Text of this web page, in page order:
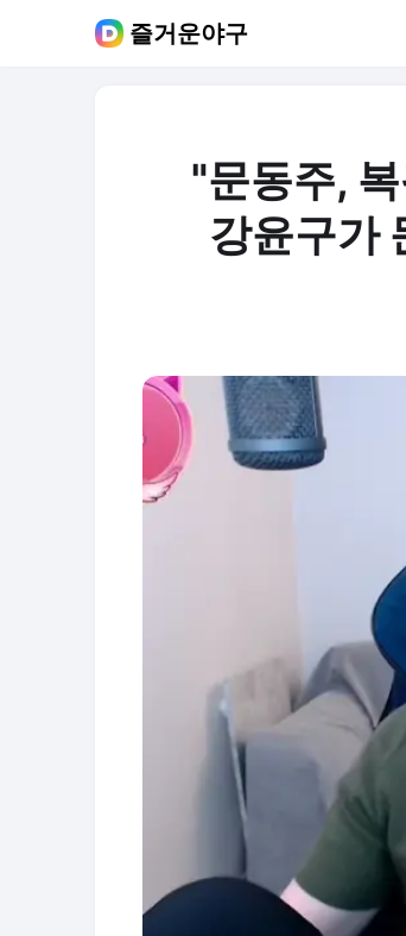
즐거운야구
"문동주,
강윤구가